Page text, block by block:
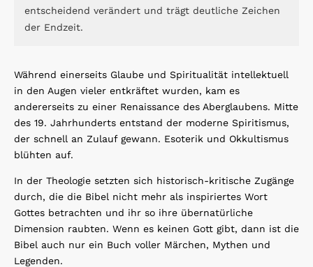
entscheidend verändert und trägt deutliche Zeichen
der Endzeit.
Während einerseits Glaube und Spiritualität intellektuell
in den Augen vieler entkräftet wurden, kam es
andererseits zu einer Renaissance des Aberglaubens. Mitte
des 19. Jahrhunderts entstand der moderne Spiritismus,
der schnell an Zulauf gewann. Esoterik und Okkultismus
blühten auf.
In der Theologie setzten sich historisch-kritische Zugänge
durch, die die Bibel nicht mehr als inspiriertes Wort
Gottes betrachten und ihr so ihre übernatürliche
Dimension raubten. Wenn es keinen Gott gibt, dann ist die
Bibel auch nur ein Buch voller Märchen, Mythen und
Legenden.